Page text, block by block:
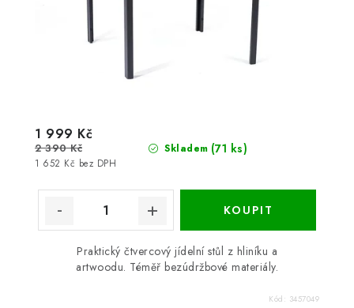
Skladem (71 ks)
1 652 Kč bez DPH
1 999 Kč
2 390 Kč
Praktický čtvercový jídelní stůl z hliníku a
artwoodu. Téměř bezúdržbové materiály.
Kód: 3457049